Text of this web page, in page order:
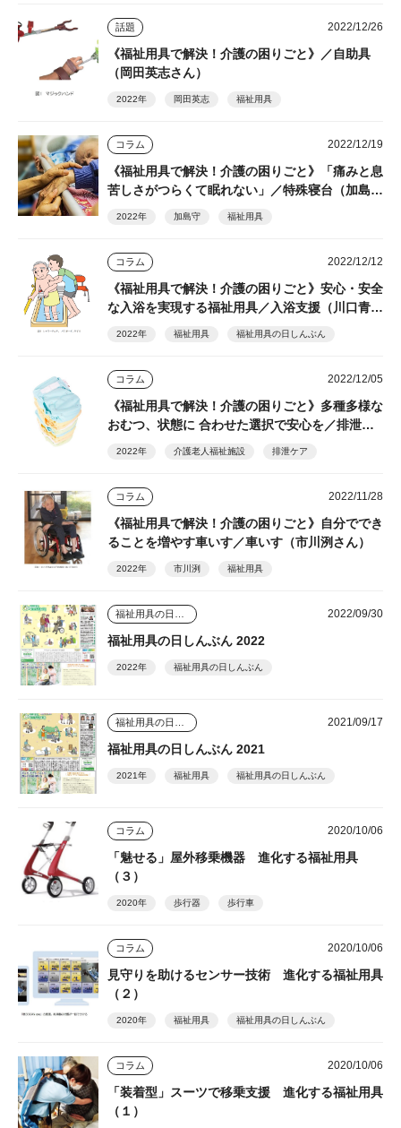
話題 2022/12/26
《福祉用具で解決！介護の困りごと》／自助具
（岡田英志さん）
2022年 岡田英志 福祉用具
コラム 2022/12/19
《福祉用具で解決！介護の困りごと》「痛みと息
苦しさがつらくて眠れない」／特殊寝台（加島守
2022年 加島守 福祉用具
コラム 2022/12/12
《福祉用具で解決！介護の困りごと》安心・安全
な入浴を実現する福祉用具／入浴支援（川口青児
2022年 福祉用具 福祉用具の日しんぶん
コラム 2022/12/05
《福祉用具で解決！介護の困りごと》多種多様な
おむつ、状態に 合わせた選択で安心を／排泄支
援（浜田きよ子さん）
2022年 介護老人福祉施設 排泄ケア
コラム 2022/11/28
《福祉用具で解決！介護の困りごと》自分ででき
ることを増やす車いす／車いす（市川洌さん）
2022年 市川洌 福祉用具
2022/09/30
福祉用具の日しんぶん 2022
2022年 福祉用具の日しんぶん
2021/09/17
福祉用具の日しんぶん 2021
2021年 福祉用具 福祉用具の日しんぶん
コラム 2020/10/06
「魅せる」屋外移乗機器 進化する福祉用具
（３）
2020年 歩行器 歩行車
コラム 2020/10/06
見守りを助けるセンサー技術 進化する福祉用具
（２）
2020年 福祉用具 福祉用具の日しんぶん
コラム 2020/10/06
「装着型」スーツで移乗支援 進化する福祉用具
（１）